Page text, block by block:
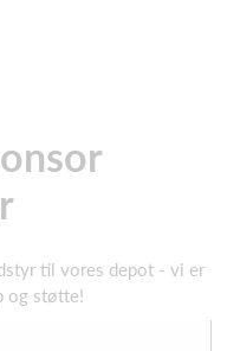
til vores depot - vi er
og støtte!